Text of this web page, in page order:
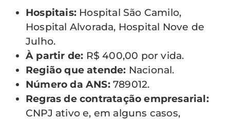
Hospitais: Hospital São Camilo,
Hospital Alvorada, Hospital Nove de
Julho.
À partir de: R$ 400,00 por vida.
Região que atende: Nacional.
Número da ANS:789012.
Regras de contratação empresarial:
CNPJ ativo e, em alguns casos,